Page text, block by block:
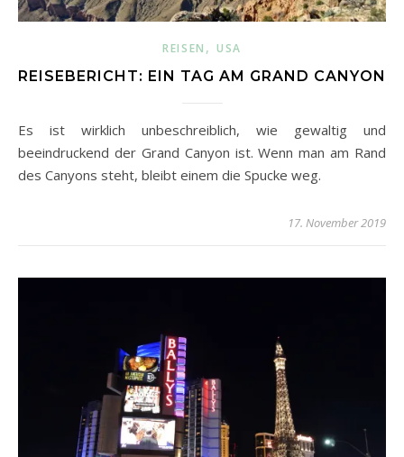
REISEN ,USA
REISEBERICHT: EIN TAG AM GRAND CANYON
Es ist wirklich unbeschreiblich, wie gewaltig und
beeindruckend der Grand Canyon ist. Wenn man am Rand
des Canyons steht, bleibt einem die Spucke weg.
17. November 2019